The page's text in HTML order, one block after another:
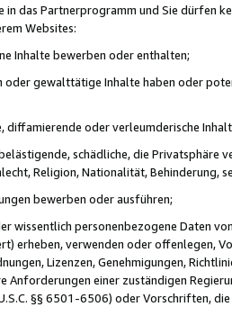
in das Partnerprogramm und Sie dürfen
Websites:
Inhalte bewerben oder enthalten;
oder gewalttätige Inhalte haben oder
diffamierende oder verleumderische
schädliche, die Privatsphäre
Religion, Nationalität, Behinderung,
bewerben oder ausführen;
wissentlich personenbezogene Daten
erheben, verwenden oder offenlegen,
Lizenzen, Genehmigungen,
Anforderungen einer zuständigen
§§ 6501-6506) oder Vorschriften,